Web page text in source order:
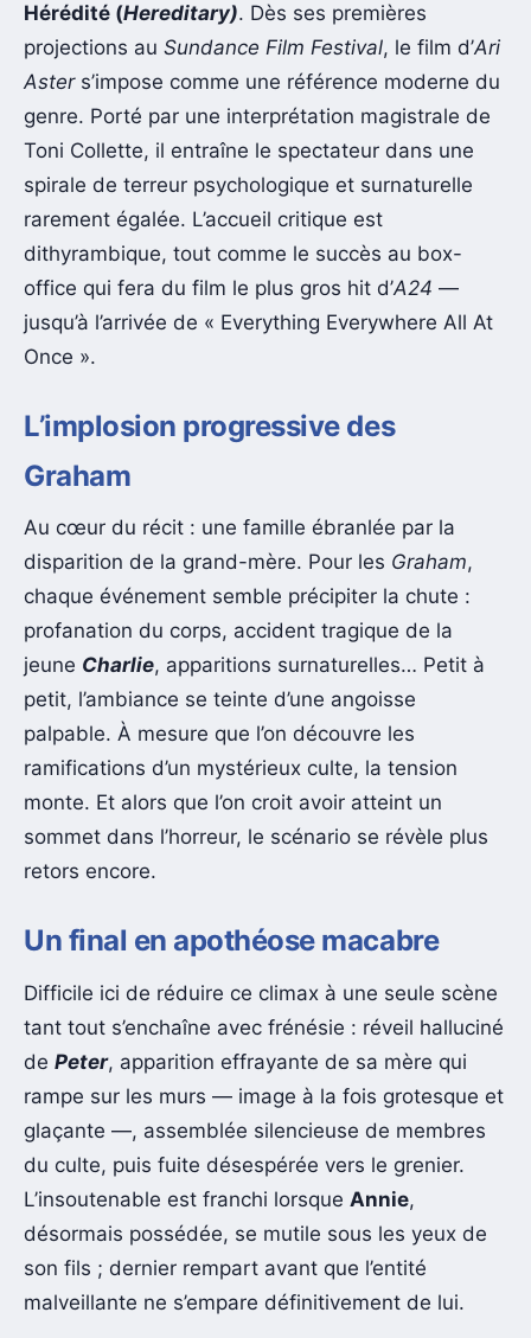
Hérédité (Hereditary). Dès ses premières
projections au Sundance Film Festival, le film d’Ari
Asters’impose comme une référence moderne du
genre. Porté par une interprétation magistrale de
Toni Collette, il entraîne le spectateur dans une
spirale de terreur psychologique et surnaturelle
rarement égalée. L’accueil critique est
dithyrambique, tout comme le succès au box-
office qui fera du film le plus gros hit d’A24 —
jusqu’à l’arrivée de « Everything Everywhere All At
Once ».
L’implosion progressive des
Graham
Au cœur du récit : une famille ébranlée par la
disparition de la grand-mère. Pour les Graham,
chaque événement semble précipiter la chute :
profanation du corps, accident tragique de la
jeune Charlie, apparitions surnaturelles… Petit à
petit, l’ambiance se teinte d’une angoisse
palpable. À mesure que l’on découvre les
ramifications d’un mystérieux culte, la tension
monte. Et alors que l’on croit avoir atteint un
sommet dans l’horreur, le scénario se révèle plus
retors encore.
Un final en apothéose macabre
Difficile ici de réduire ce climax à une seule scène
tant tout s’enchaîne avec frénésie : réveil halluciné
de Peter, apparition effrayante de sa mère qui
rampe sur les murs — image à la fois grotesque et
glaçante —, assemblée silencieuse de membres
du culte, puis fuite désespérée vers le grenier.
L’insoutenable est franchi lorsque Annie,
désormais possédée, se mutile sous les yeux de
son fils ; dernier rempart avant que l’entité
malveillante ne s’empare définitivement de lui.